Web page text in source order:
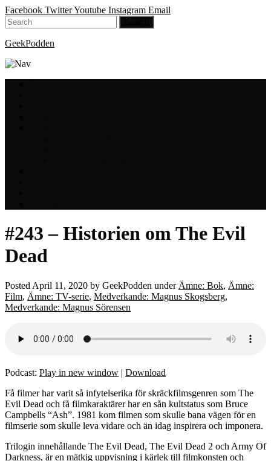
Facebook TwitterYoutube Instagram Email
GeekPodden
#243 – Historien om The Evil
Dead
Posted April 11, 2020 by GeekPodden under Ämne: Bok, Ämne:
Film, Ämne: TV-serie, Medverkande: Magnus Skogsberg,
Medverkande: Magnus Sörensen
Podcast: Play in new window | Download
Få filmer har varit så infytelserika för skräckfilmsgenren som The
Evil Dead och få filmkaraktärer har en sån kultstatus som Bruce
Campbells “Ash”. 1981 kom filmen som skulle bana vägen för en
filmserie som skulle leva vidare och än idag inspirera och imponera.
Trilogin innehållande The Evil Dead, The Evil Dead 2 och Army Of
Darkness, är en mätkig uppvisning i kärlek till filmkonsten och